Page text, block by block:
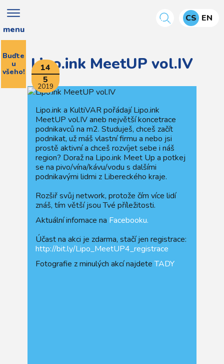
menu
Buďte
u
všeho!
CS EN
Lipo.ink MeetUP vol.IV
14
5
2019
Lipo.ink a KultiVAR pořádají Lipo.ink
MeetUP vol.IV aneb největší koncetrace
podnikavců na m2. Studuješ, chceš začít
podnikat, už máš vlastní firmu a nebo jsi
prostě aktivní a chceš rozvíjet sebe i náš
region? Doraž na Lipo.ink Meet Up a potkej
se na pivo/vína/kávu/vodu s dalšími
podnikavými lidmi z Libereckého kraje.
Rozšiř svůj network, protože čím více lidí
znáš, tím větší jsou Tvé příležitosti.
Aktuální infomace na Facebooku.
Účast na akci je zdarma, stačí jen registrace:
http://bit.ly/Lipo_MeetUP4_registrace
Fotografie z minulých akcí najdeteTADY